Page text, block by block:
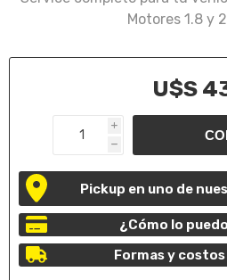
Motores 1.8 y
U$S
i
h
Pickup en uno de
¿Cómo lo
Formas y